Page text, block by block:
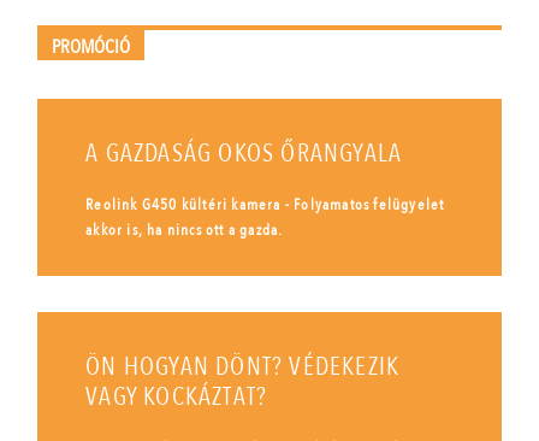
PROMÓCIÓ
A GAZDASÁG OKOS ŐRANGYALA
Reolink G450 kültéri kamera - Folyamatos felügyelet
akkor is, ha nincs ott a gazda.
ÖN HOGYAN DÖNT? VÉDEKEZIK
VAGY KOCKÁZTAT?